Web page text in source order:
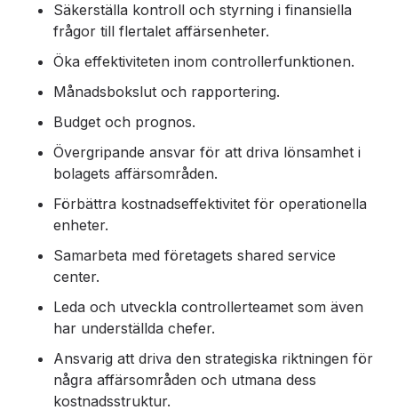
Säkerställa kontroll och styrning i finansiella
frågor till flertalet affärsenheter.
Öka effektiviteten inom controllerfunktionen.
Månadsbokslut och rapportering.
Budget och prognos.
Övergripande ansvar för att driva lönsamhet i
bolagets affärsområden.
Förbättra kostnadseffektivitet för operationella
enheter.
Samarbeta med företagets shared service
center.
Leda och utveckla controllerteamet som även
har underställda chefer.
Ansvarig att driva den strategiska riktningen för
några affärsområden och utmana dess
kostnadsstruktur.